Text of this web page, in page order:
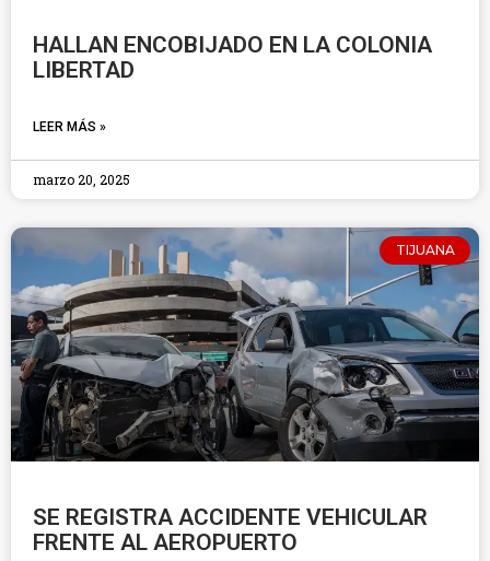
HALLAN ENCOBIJADO EN LA COLONIA
LIBERTAD
LEER MÁS »
marzo 20, 2025
TIJUANA
SE REGISTRA ACCIDENTE VEHICULAR
FRENTE AL AEROPUERTO